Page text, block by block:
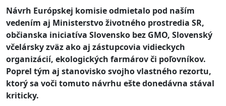
Návrh Európskej komisie odmietalo pod naším
vedením aj Ministerstvo životného prostredia SR,
občianska iniciatíva Slovensko bez GMO, Slovenský
včelársky zväz ako aj zástupcovia vidieckych
organizácií, ekologických farmárov či poľovníkov.
Poprel tým aj stanovisko svojho vlastného rezortu,
ktorý sa voči tomuto návrhu ešte donedávna stával
kriticky.